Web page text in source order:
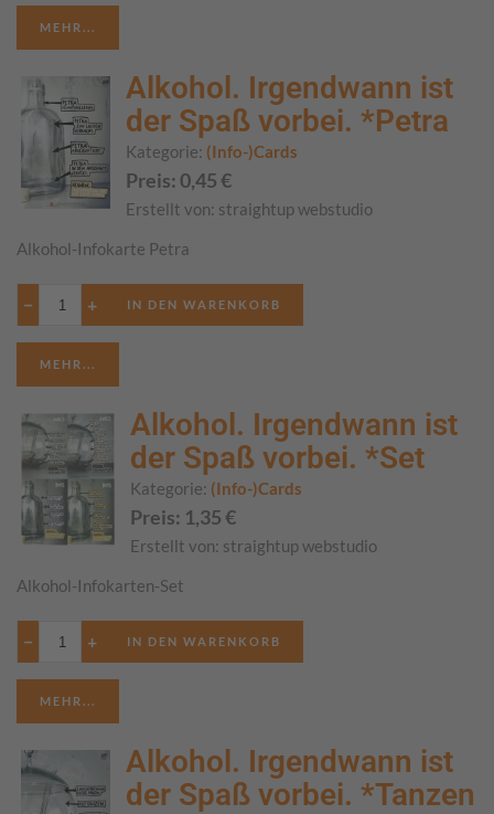
MEHR...
Alkohol. Irgendwann ist
der Spaß vorbei. *Petra
Kategorie: (Info-)Cards
Preis: 0,45€
Erstellt von: straightup webstudio
Alkohol-Infokarte Petra
− +
MEHR...
Alkohol. Irgendwann ist
der Spaß vorbei. *Set
Kategorie: (Info-)Cards
Preis: 1,35€
Erstellt von: straightup webstudio
Alkohol-Infokarten-Set
− +
MEHR...
Alkohol. Irgendwann ist
der Spaß vorbei. *Tanzen